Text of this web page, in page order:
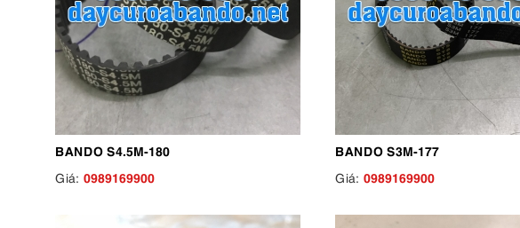
BANDO S4.5M-180
Giá: 0989169900
BANDO S3M-177
Giá: 0989169900